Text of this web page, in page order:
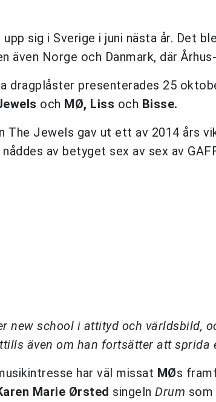
upp sig i Sverige i juni nästa år. Det
även Norge och Danmark, där
dragplåster presenterades 25
och MØ, Liss och Bisse.
The Jewels gav ut ett av 2014 års
av betyget sex av sex av
new school i attityd och världsbild,
även om han fortsätter att sprida
har väl missat MØs
Marie Ørsted singeln Drum som